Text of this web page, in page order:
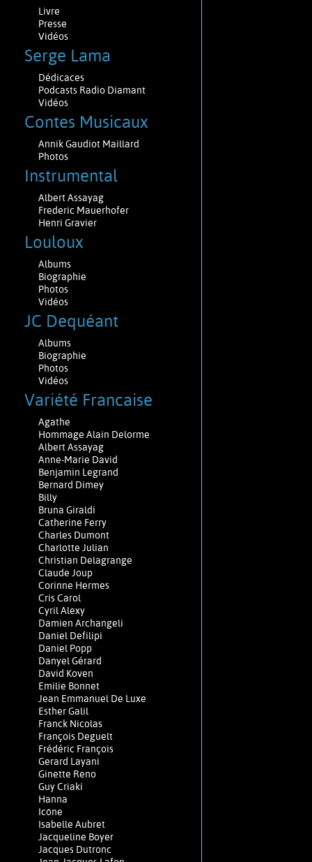
Livre
Presse
Vidéos
Serge Lama
Dédicaces
Podcasts Radio Diamant
Vidéos
Contes Musicaux
Annik Gaudiot Maillard
Photos
Instrumental
Albert Assayag
Frederic Mauerhofer
Henri Gravier
Louloux
Albums
Biographie
Photos
Vidéos
JC Dequéant
Albums
Biographie
Photos
Vidéos
Variété Francaise
Agathe
Hommage Alain Delorme
Albert Assayag
Anne-Marie David
Benjamin Legrand
Bernard Dimey
Billy
Bruna Giraldi
Catherine Ferry
Charles Dumont
Charlotte Julian
Christian Delagrange
Claude Joup
Corinne Hermes
Cris Carol
Cyril Alexy
Damien Archangeli
Daniel Defilipi
Daniel Popp
Danyel Gérard
David Koven
Emilie Bonnet
Jean Emmanuel De Luxe
Esther Galil
Franck Nicolas
François Deguelt
Frédéric François
Gerard Layani
Ginette Reno
Guy Criaki
Hanna
Icône
Isabelle Aubret
Jacqueline Boyer
Jacques Dutronc